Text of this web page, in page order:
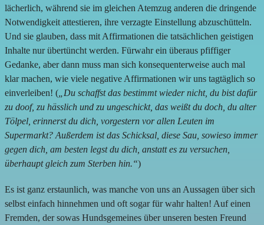
lächerlich, während sie im gleichen Atemzug anderen die dringende
Notwendigkeit attestieren, ihre verzagte Einstellung abzuschütteln.
Und sie glauben, dass mit Affirmationen die tatsächlichen geistigen
Inhalte nur übertüncht werden. Fürwahr ein überaus pfiffiger
Gedanke, aber dann muss man sich konsequenterweise auch mal
klar machen, wie viele negative Affirmationen wir uns tagtäglich so
einverleiben! ( „Du schaffst das bestimmt wieder nicht, du bist dafür
zu doof, zu hässlich und zu ungeschickt, das weißt du doch, du alter
Tölpel, erinnerst du dich, vorgestern vor allen Leuten im
Supermarkt? Außerdem ist das Schicksal, diese Sau, sowieso immer
gegen dich, am besten legst du dich, anstatt es zu versuchen,
überhaupt gleich zum Sterben hin.“)
Es ist ganz erstaunlich, was manche von uns an Aussagen über sich
selbst einfach hinnehmen und oft sogar für wahr halten! Auf einen
Fremden, der sowas Hundsgemeines über unseren besten Freund